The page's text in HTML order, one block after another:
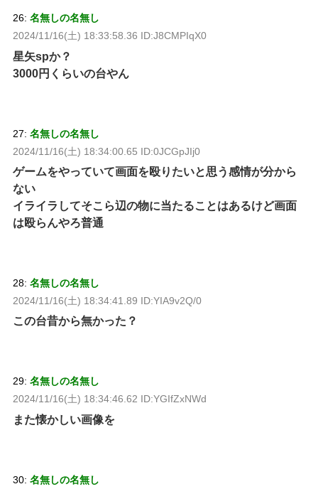
26: 名無しの名無し
2024/11/16(土) 18:33:58.36 ID:J8CMPIqX0
星矢spか？
3000円くらいの台やん
27: 名無しの名無し
2024/11/16(土) 18:34:00.65 ID:0JCGpJIj0
ゲームをやっていて画面を殴りたいと思う感情が分から
ない
イライラしてそこら辺の物に当たることはあるけど画面
は殴らんやろ普通
28: 名無しの名無し
2024/11/16(土) 18:34:41.89 ID:YIA9v2Q/0
この台昔から無かった？
29: 名無しの名無し
2024/11/16(土) 18:34:46.62 ID:YGIfZxNWd
また懐かしい画像を
30: 名無しの名無し